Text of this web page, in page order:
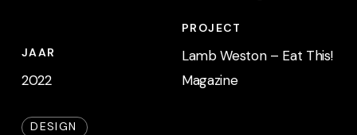
JAAR
2022
PROJECT
Lamb Weston – Eat This!
Magazine
DESIGN